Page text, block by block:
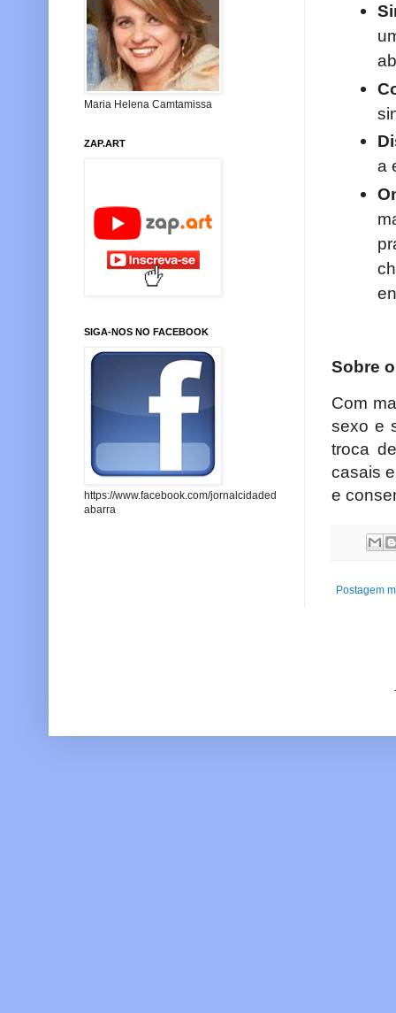
a
Sobre
Com
sexo e
troca
casais
e
Postagem
Maria Helena Camtamissa
ZAP.ART
SIGA-NOS NO FACEBOOK
https://www.facebook.com/jornalcidaded
abarra